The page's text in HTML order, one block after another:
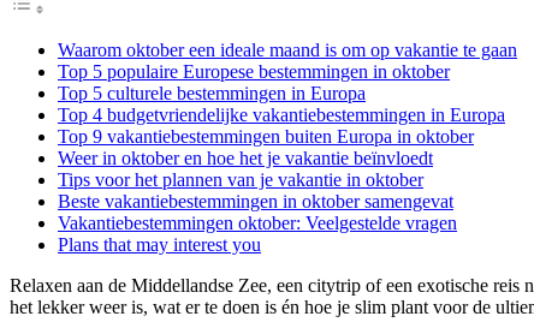
Waarom oktober een ideale maand is om op vakantie te gaan
Top 5 populaire Europese bestemmingen in oktober
Top 5 culturele bestemmingen in Europa
Top 4 budgetvriendelijke vakantiebestemmingen in Europa
Top 9 vakantiebestemmingen buiten Europa in oktober
Weer in oktober en hoe het je vakantie beïnvloedt
Tips voor het plannen van je vakantie in oktober
Beste vakantiebestemmingen in oktober samengevat
Vakantiebestemmingen oktober: Veelgestelde vragen
Plans that may interest you
Relaxen aan de Middellandse Zee, een citytrip of een exotische
het lekker weer is, wat er te doen is én hoe je slim plant voor de